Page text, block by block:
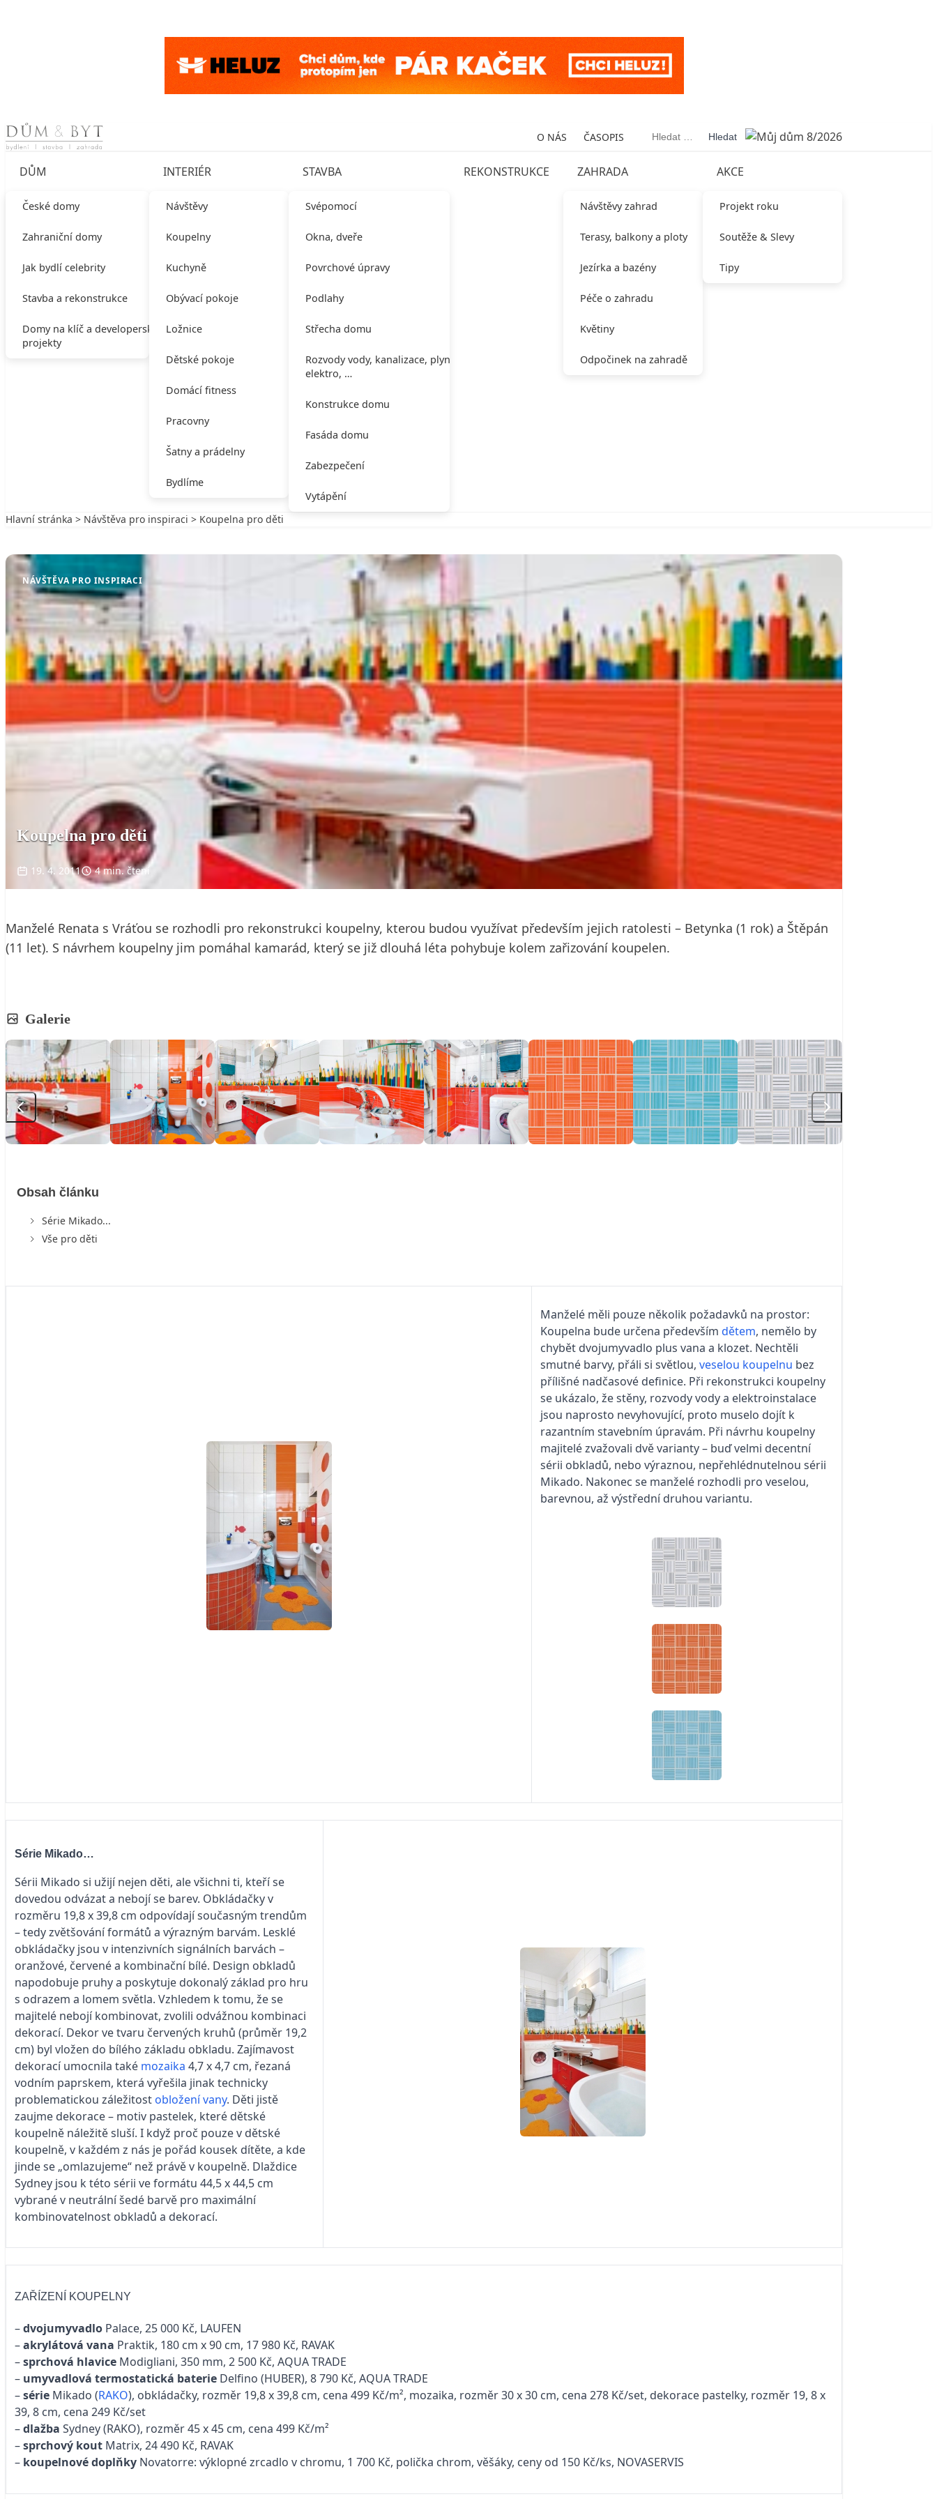
Skip to content O NÁS ČASOPIS Vyhledávání
DŮM
České domy
Zahraniční domy
Jak bydlí celebrity
Stavba a rekonstrukce
Domy na klíč a developerské
projekty
INTERIÉR
Návštěvy
Koupelny
Kuchyně
Obývací pokoje
Ložnice
Dětské pokoje
Domácí fitness
Pracovny
Šatny a prádelny
Bydlíme
STAVBA
Svépomocí
Okna, dveře
Povrchové úpravy
Podlahy
Střecha domu
Rozvody vody, kanalizace, plynu,
elektro, …
Konstrukce domu
Fasáda domu
Zabezpečení
Vytápění
REKONSTRUKCE ZAHRADA
Návštěvy zahrad
Terasy, balkony a ploty
Jezírka a bazény
Péče o zahradu
Květiny
Odpočinek na zahradě
AKCE
Projekt roku
Soutěže & Slevy
Tipy
Hlavní stránka > Návštěva pro inspiraci > Koupelna pro děti
NÁVŠTĚVA PRO INSPIRACI
Koupelna pro děti
19. 4. 2011 4 min. čtení
Manželé Renata s Vráťou se rozhodli pro rekonstrukci koupelny, kterou budou využívat především jejich ratolesti – Betynka (1 rok) a Štěpán
(11 let). S návrhem koupelny jim pomáhal kamarád, který se již dlouhá léta pohybuje kolem zařizování koupelen.
Galerie
Obsah článku
Série Mikado...
Vše pro děti
Manželé měli pouze několik požadavků na prostor:
Koupelna bude určena především dětem, nemělo by
chybět dvojumyvadlo plus vana a klozet. Nechtěli
smutné barvy, přáli si světlou, veselou koupelnu bez
přílišné nadčasové definice. Při rekonstrukci koupelny
se ukázalo, že stěny, rozvody vody a elektroinstalace
jsou naprosto nevyhovující, proto muselo dojít k
razantním stavebním úpravám. Při návrhu koupelny
majitelé zvažovali dvě varianty – buď velmi decentní
sérii obkladů, nebo výraznou, nepřehlédnutelnou sérii
Mikado. Nakonec se manželé rozhodli pro veselou,
barevnou, až výstřední druhou variantu.
Série Mikado…
Sérii Mikado si užijí nejen děti, ale všichni ti, kteří se
dovedou odvázat a nebojí se barev. Obkládačky v
rozměru 19,8 x 39,8 cm odpovídají současným trendům
– tedy zvětšování formátů a výrazným barvám. Lesklé
obkládačky jsou v intenzivních signálních barvách –
oranžové, červené a kombinační bílé. Design obkladů
napodobuje pruhy a poskytuje dokonalý základ pro hru
s odrazem a lomem světla. Vzhledem k tomu, že se
majitelé nebojí kombinovat, zvolili odvážnou kombinaci
dekorací. Dekor ve tvaru červených kruhů (průměr 19,2
cm) byl vložen do bílého základu obkladu. Zajímavost
dekorací umocnila také mozaika 4,7 x 4,7 cm, řezaná
vodním paprskem, která vyřešila jinak technicky
problematickou záležitost obložení vany. Děti jistě
zaujme dekorace – motiv pastelek, které dětské
koupelně náležitě sluší. I když proč pouze v dětské
koupelně, v každém z nás je pořád kousek dítěte, a kde
jinde se „omlazujeme“ než právě v koupelně. Dlaždice
Sydney jsou k této sérii ve formátu 44,5 x 44,5 cm
vybrané v neutrální šedé barvě pro maximální
kombinovatelnost obkladů a dekorací.
ZAŘÍZENÍ KOUPELNY
–dvojumyvadlo Palace, 25 000 Kč, LAUFEN
–akrylátová vana Praktik, 180 cm x 90 cm, 17 980 Kč, RAVAK
–sprchová hlavice Modigliani, 350 mm, 2 500 Kč, AQUA TRADE
– umyvadlová termostatická baterie Delfino (HUBER), 8 790 Kč, AQUA TRADE
–série Mikado (RAKO), obkládačky, rozměr 19,8 x 39,8 cm, cena 499 Kč/m², mozaika, rozměr 30 x 30 cm, cena 278 Kč/set, dekorace pastelky, rozměr 19, 8 x
39, 8 cm, cena 249 Kč/set
–dlažba Sydney (RAKO), rozměr 45 x 45 cm, cena 499 Kč/m²
–sprchový kout Matrix, 24 490 Kč, RAVAK
– koupelnové doplňky Novatorre: výklopné zrcadlo v chromu, 1 700 Kč, polička chrom, věšáky, ceny od 150 Kč/ks, NOVASERVIS